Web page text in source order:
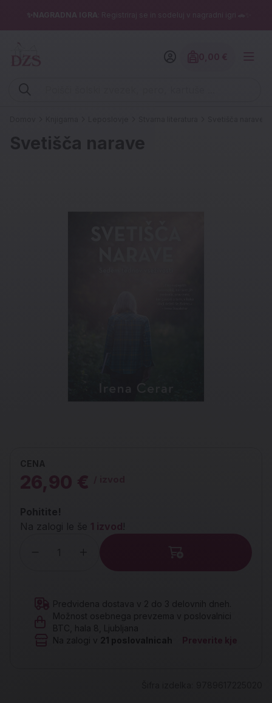
✨NAGRADNA IGRA : Registriraj se in sodeluj v nagradni igri 🚗✨
Vpišite iskalni niz (šolski zvezek, pero, kartuše ...)
Svetišča narave
CENA
26,90 €
Pohitite!
Na zalogi le še 1 izvod !
Predvidena dostava v 2 do 3 delovnih dneh.
Možnost osebnega prevzema v poslovalnici
BTC, hala 8, Ljubljana
Na zalogi v 21 poslovalnicah Preverite kje